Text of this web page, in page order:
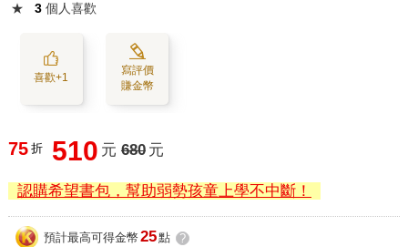
★
3 個人喜歡
喜歡+1
寫評價
賺金幣
75 折 510 元 680 元
認購希望書包，幫助弱勢孩童上學不中斷！
預計最高可得金幣 25點 ?